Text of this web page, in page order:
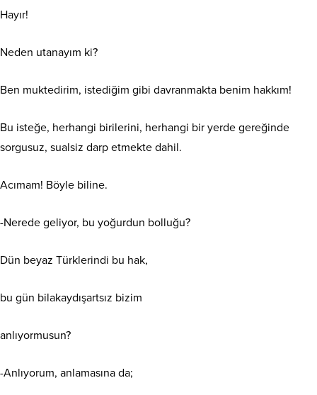
Hayır!
Neden utanayım ki?
Ben muktedirim, istediğim gibi davranmakta benim hakkım!
Bu isteğe, herhangi birilerini, herhangi bir yerde gereğinde
sorgusuz, sualsiz darp etmekte dahil.
Acımam! Böyle biline.
-Nerede geliyor, bu yoğurdun bolluğu?
Dün beyaz Türklerindi bu hak,
bu gün bilakaydışartsız bizim
anlıyormusun?
-Anlıyorum, anlamasına da;